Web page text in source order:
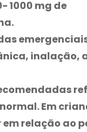
1000 mg de
inalação,
Em
em relação ao